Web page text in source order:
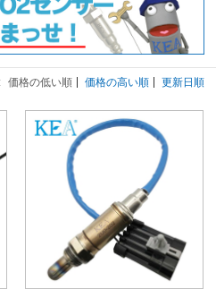
価格の低い順 価格の高い順 更新日順